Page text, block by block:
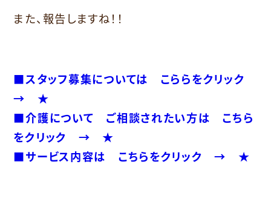
また、報告しますね！！
■スタッフ募集については こららをクリック
→ ★
■介護について ご相談されたい方は こちら
をクリック → ★
■サービス内容は こちらをクリック → ★